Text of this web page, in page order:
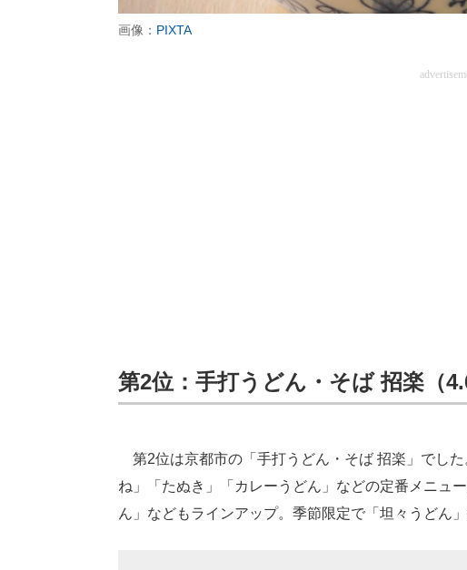
画像： PIXTA
第2位：手打うどん・そば 招楽（
第2位は京都市の「手打うどん・そば 招楽」でし
ね」「たぬき」「カレーうどん」などの定番メニュ
ん」などもラインアップ。季節限定で「坦々うどん